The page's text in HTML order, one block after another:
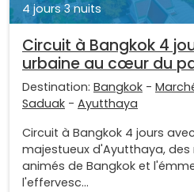
4 jours 3 nuits
Circuit à Bangkok 4
urbaine au cœur du
Destination: Bangkok -
Saduak - Ayutthaya
Circuit à Bangkok 4 jours
majestueux d'Ayutthaya,
animés de Bangkok et
l'effervesc...